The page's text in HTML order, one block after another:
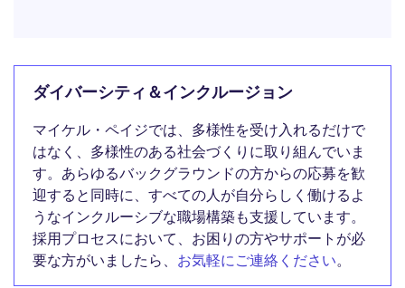
ダイバーシティ＆インクルージョン
マイケル・ペイジでは、多様性を受け入れるだけで
はなく、多様性のある社会づくりに取り組んでいま
す。あらゆるバックグラウンドの方からの応募を歓
迎すると同時に、すべての人が自分らしく働けるよ
うなインクルーシブな職場構築も支援しています。
採用プロセスにおいて、お困りの方やサポートが必
要な方がいましたら、 お気軽にご連絡ください。